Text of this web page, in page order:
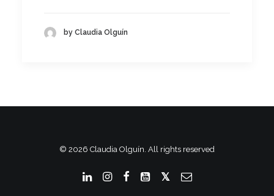
by Claudia Olguín
© 2026 Claudia Olguín. All rights reserved